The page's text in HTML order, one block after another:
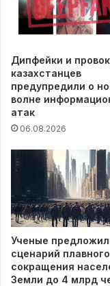
Дипфейки и
казахстанцев
предупредили о
волне
атак
06.08.2026
Ученые
сценарий плавного
сокращения
Земли до 4 млрд